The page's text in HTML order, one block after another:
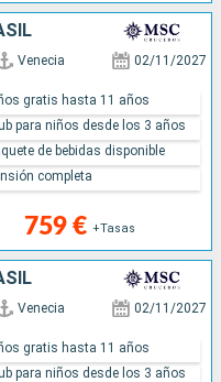
Venecia 02/11/2027
759 € +Tasas
gratis hasta 11 años
para niños desde los 3 años
de bebidas disponible
completa
Venecia 02/11/2027
gratis hasta 11 años
para niños desde los 3 años